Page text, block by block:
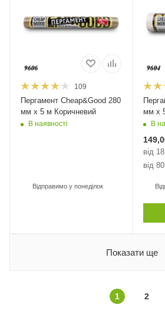
109
Пергамент Cheap&Good 280
мм х 5 м Коричневий
В наявності
Відправимо у понеділок
мм х
В
від 18
від 80
Показати ще
1 2